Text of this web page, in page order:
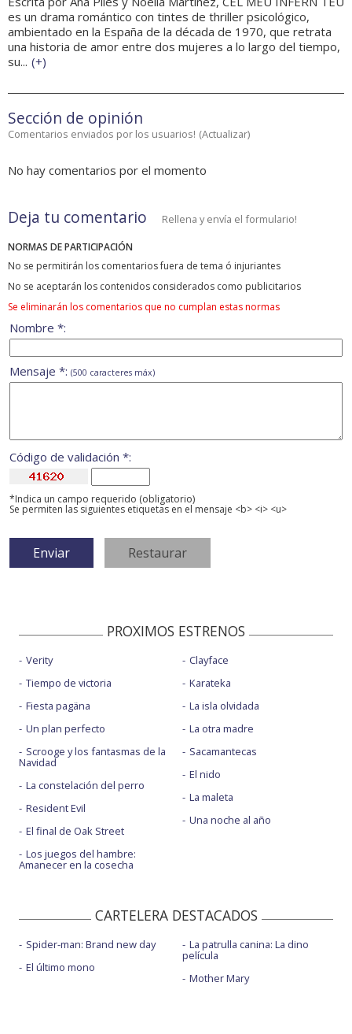
es un drama romántico con tintes de thriller psicológico,
ambientado en la España de la década de 1970, que retrata
una historia de amor entre dos mujeres a lo largo del tiempo,
su... (+)
Sección de opinión
Comentarios enviados por los usuarios! (Actualizar)
No hay comentarios por el momento
Deja tu comentario Rellena y envía el formulario!
NORMAS DE PARTICIPACIÓN
No se permitirán los comentarios fuera de tema ó injuriantes
No se aceptarán los contenidos considerados como publicitarios
Se eliminarán los comentarios que no cumplan estas normas
Nombre *:
Mensaje *: (500 caracteres máx)
Código de validación *:
*Indica un campo requerido (obligatorio)
Se permiten las siguientes etiquetas en el mensaje <b> <i> <u>
PROXIMOS ESTRENOS
Verity
Tiempo de victoria
Fiesta pagäna
Un plan perfecto
Scrooge y los fantasmas de la
Navidad
La constelación del perro
Resident Evil
El final de Oak Street
Los juegos del hambre:
Amanecer en la cosecha
Clayface
Karateka
La isla olvidada
La otra madre
Sacamantecas
El nido
La maleta
Una noche al año
CARTELERA DESTACADOS
Spider-man: Brand new day
El último mono
La patrulla canina: La dino
película
Mother Mary